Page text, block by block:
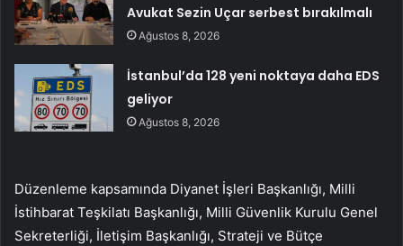
Avukat Sezin Uçar serbest bırakılmalı
Ağustos 8, 2026
İstanbul’da 128 yeni noktaya daha EDS
geliyor
Ağustos 8, 2026
Düzenleme kapsamında Diyanet İşleri Başkanlığı, Milli
İstihbarat Teşkilatı Başkanlığı, Milli Güvenlik Kurulu Genel
Sekreterliği, İletişim Başkanlığı, Strateji ve Bütçe